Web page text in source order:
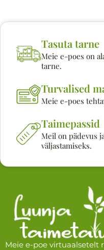
Tasuta tarne
Meie e-poes on
tarne.
Turvalised
Meie e-poes
Taimepassid
Meil on pädevus
väljastamiseks.
Meie e-poe virtuaalsetelt